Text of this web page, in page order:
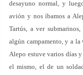
desayuno normal, y
avión y nos íbamos a
Tartús, a ver
algún campamento, y a
Alepo estuve varios días
el mismo, el de un